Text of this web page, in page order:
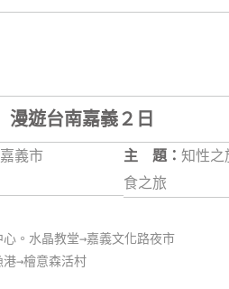
漫遊台南嘉義２日
義市 主 題： 知性
食之旅
。水晶教堂→嘉義文化路夜市
→檜意森活村